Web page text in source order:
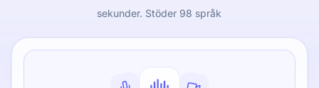
sekunder. Stöder 98 språk